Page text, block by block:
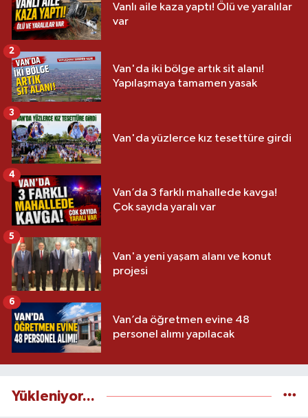
Vanlı aile kaza yaptı! Ölü ve yaralılar
var
Van'da iki bölge artık sit alanı!
Yapılaşmaya tamamen yasak
2
Van'da yüzlerce kız tesettüre girdi
3
Van’da 3 farklı mahallede kavga!
Çok sayıda yaralı var
4
Van'a yeni yaşam alanı ve konut
projesi
5
Van’da öğretmen evine 48
personel alımı yapılacak
6
Yükleniyor...